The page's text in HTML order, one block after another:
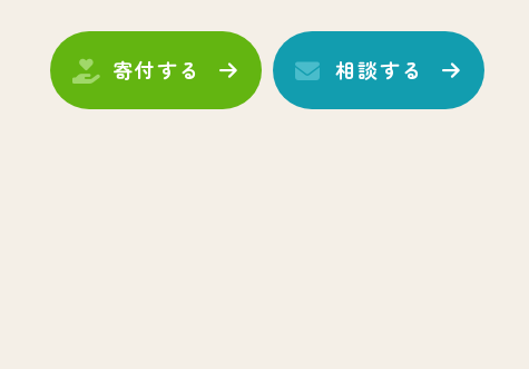
寄付する 相談する